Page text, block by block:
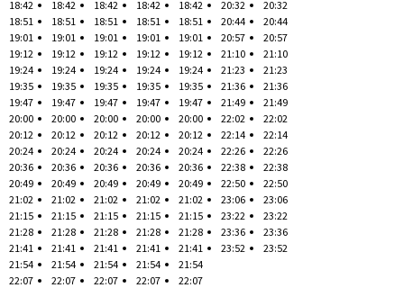
18:42
18:51
19:01
19:12
19:24
19:35
19:47
20:00
20:12
20:24
20:36
20:49
21:02
21:15
21:28
21:41
21:54
22:07
18:42
18:51
19:01
19:12
19:24
19:35
19:47
20:00
20:12
20:24
20:36
20:49
21:02
21:15
21:28
21:41
21:54
22:07
18:42
18:51
19:01
19:12
19:24
19:35
19:47
20:00
20:12
20:24
20:36
20:49
21:02
21:15
21:28
21:41
21:54
22:07
18:42
18:51
19:01
19:12
19:24
19:35
19:47
20:00
20:12
20:24
20:36
20:49
21:02
21:15
21:28
21:41
21:54
22:07
18:42
18:51
19:01
19:12
19:24
19:35
19:47
20:00
20:12
20:24
20:36
20:49
21:02
21:15
21:28
21:41
21:54
22:07
20:32
20:44
20:57
21:10
21:23
21:36
21:49
22:02
22:14
22:26
22:38
22:50
23:06
23:22
23:36
23:52
20:32
20:44
20:57
21:10
21:23
21:36
21:49
22:02
22:14
22:26
22:38
22:50
23:06
23:22
23:36
23:52